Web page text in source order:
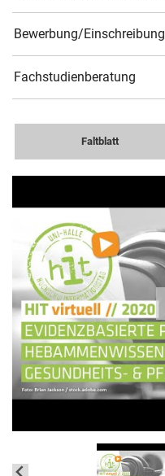
Bewerbung/Einschreibung
Fachstudienberatung
Faltblatt